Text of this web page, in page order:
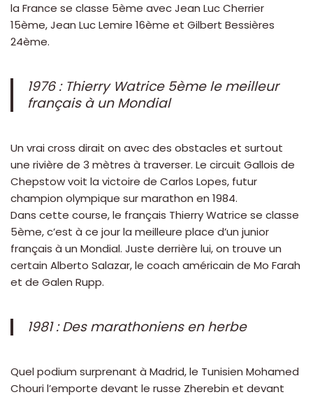
la France se classe 5ème avec Jean Luc Cherrier
15ème, Jean Luc Lemire 16ème et Gilbert Bessières
24ème.
1976 : Thierry Watrice 5ème le meilleur
français à un Mondial
Un vrai cross dirait on avec des obstacles et surtout
une rivière de 3 mètres à traverser. Le circuit Gallois de
Chepstow voit la victoire de Carlos Lopes, futur
champion olympique sur marathon en 1984.
Dans cette course, le français Thierry Watrice se classe
5ème, c’est à ce jour la meilleure place d’un junior
français à un Mondial. Juste derrière lui, on trouve un
certain Alberto Salazar, le coach américain de Mo Farah
et de Galen Rupp.
1981 : Des marathoniens en herbe
Quel podium surprenant à Madrid, le Tunisien Mohamed
Chouri l’emporte devant le russe Zherebin et devant